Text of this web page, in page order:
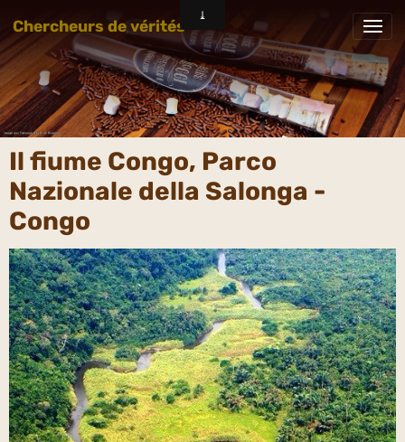
Chercheurs de vérités
Il fiume Congo, Parco
Nazionale della Salonga -
Congo